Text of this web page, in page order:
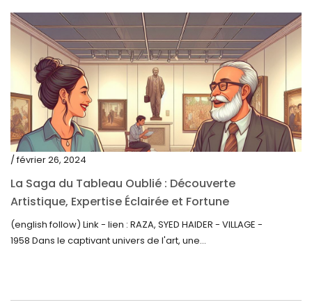
août 2021
juillet 2021
juin 2021
mai 2021
avril 2021
mars 2021
janvier 2021
décembre 2020
novembre 2020
septembre 2020
/ février 26, 2024
La Saga du Tableau Oublié : Découverte
Artistique, Expertise Éclairée et Fortune
Inattendue
(english follow) Link - lien : RAZA, SYED HAIDER - VILLAGE -
1958 Dans le captivant univers de l'art, une...